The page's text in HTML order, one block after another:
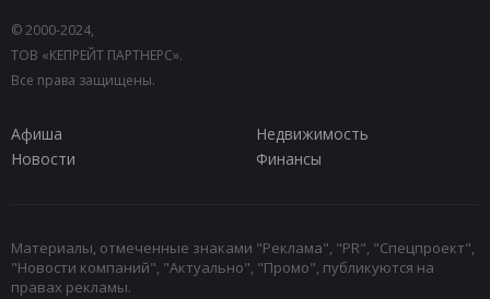
© 2000-2024,
ТОВ «КЕПРЕЙТ ПАРТНЕРС».
Все права защищены.
Афиша
Недвижимость
Новости
Финансы
Материалы, отмеченные знаками "Реклама", "PR", "Спецпроект",
"Новости компаний", "Актуально", "Промо", публикуются на
правах рекламы.